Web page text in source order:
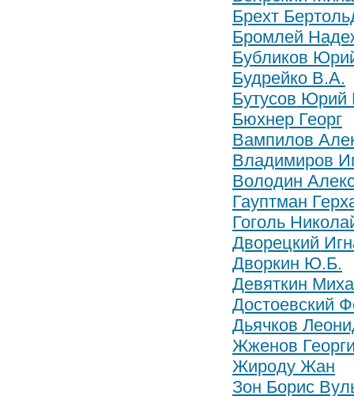
Брехт
Бромлей
Бубликов
Будрейко В.А.
Бутусов Юрий
Бюхнер Георг
Вампилов
Владимиров
Володин
Гауптман
Гоголь
Дворецкий
Дворкин Ю.Б.
Девяткин
Достоевский
Дьячков
Жженов
Жироду Жан
Зон Борис